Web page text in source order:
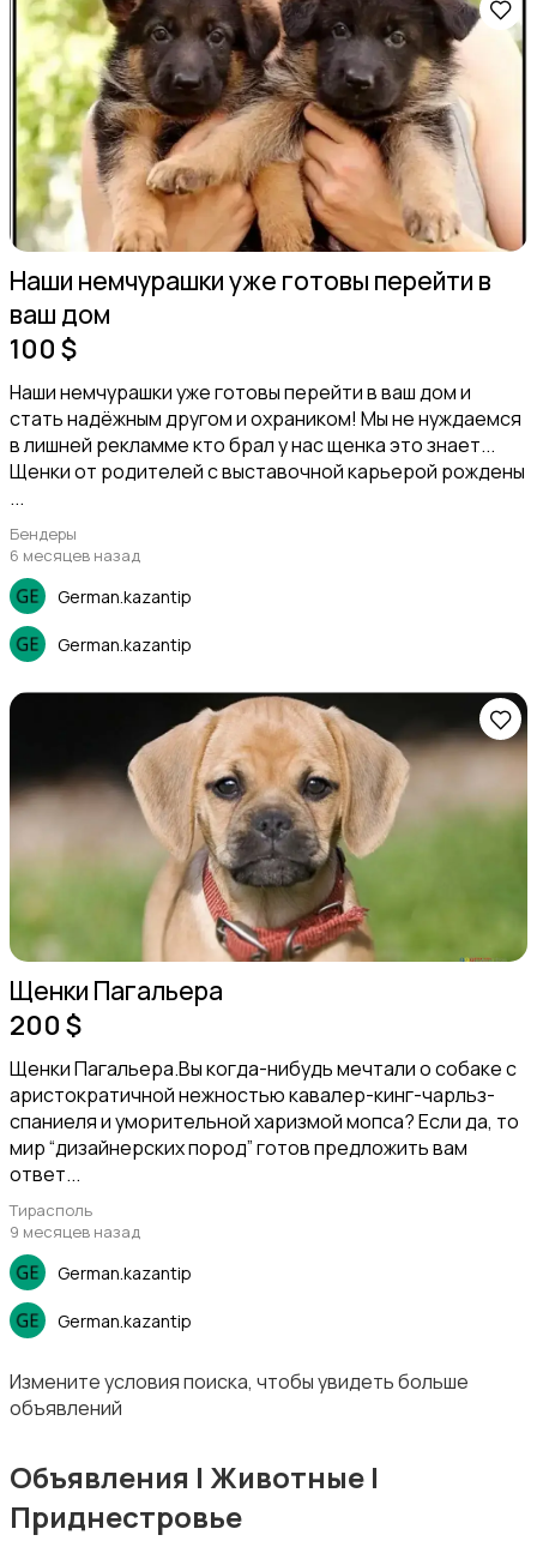
Наши немчурашки уже готовы перейти в
ваш дом
100 $
Наши немчурашки уже готовы перейти в ваш дом и
стать надёжным другом и охраником! Мы не нуждаемся
в лишней рекламме кто брал у нас щенка это знает...
Щенки от родителей с выставочной карьерой рождены
...
Бендеры
6 месяцев назад
German.kazantip
German.kazantip
Щенки Пагальера
200 $
Щенки Пагальера.Вы когда-нибудь мечтали о собаке с
аристократичной нежностью кавалер-кинг-чарльз-
спаниеля и уморительной харизмой мопса? Если да, то
мир “дизайнерских пород” готов предложить вам
ответ...
Тирасполь
9 месяцев назад
German.kazantip
German.kazantip
Измените условия поиска, чтобы увидеть больше
объявлений
Объявления | Животные |
Приднестровье